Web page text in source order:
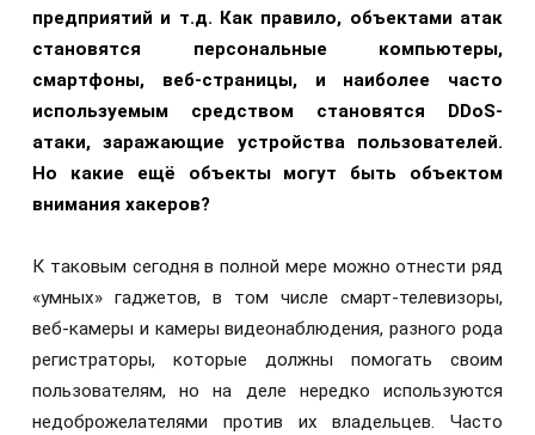
предприятий и т.д. Как правило, объектами атак
становятся персональные компьютеры,
смартфоны, веб-страницы, и наиболее часто
используемым средством становятся DDoS-
атаки, заражающие устройства пользователей.
Но какие ещё объекты могут быть объектом
внимания хакеров?
К таковым сегодня в полной мере можно отнести ряд
«умных» гаджетов, в том числе смарт-телевизоры,
веб-камеры и камеры видеонаблюдения, разного рода
регистраторы, которые должны помогать своим
пользователям, но на деле нередко используются
недоброжелателями против их владельцев. Часто